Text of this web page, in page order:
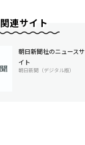
関連サイト
朝日新聞社のニュースサ
イト
朝日新聞（デジタル版）